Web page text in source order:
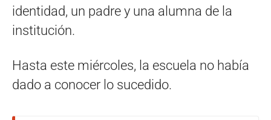
identidad, un padre y una alumna de la
institución.
Hasta este miércoles, la escuela no había
dado a conocer lo sucedido.